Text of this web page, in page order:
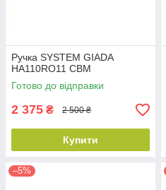
Ручка SYSTEM GIADA
HA110RO11 CBM
Готово до відправки
2 375 ₴ 2 500 ₴
Купити
–5%